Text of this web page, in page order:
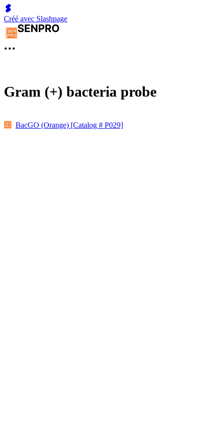
Créé avec Slashpage
Gram (+) bacteria probe
BacGO (Orange) [Catalog # P029]